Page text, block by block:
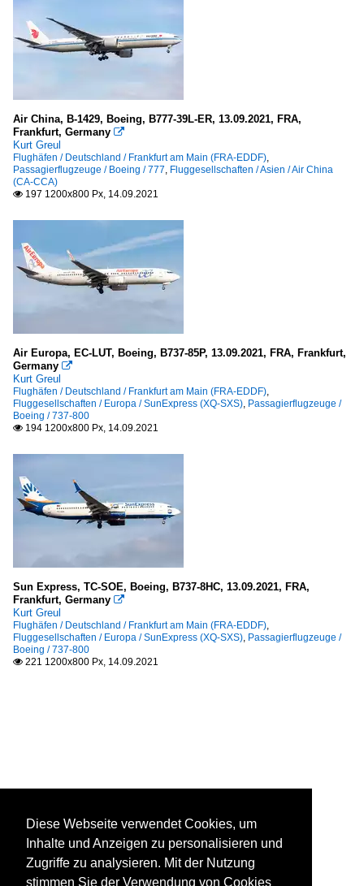
Air China, B-1429, Boeing, B777-39L-ER, 13.09.2021, FRA,
Frankfurt, Germany 
Kurt Greul
Flughäfen / Deutschland / Frankfurt am Main (FRA-EDDF),
Passagierflugzeuge / Boeing / 777, Fluggesellschaften / Asien / Air China
(CA-CCA)
 197 1200x800 Px, 14.09.2021
Air Europa, EC-LUT, Boeing, B737-85P, 13.09.2021, FRA, Frankfurt,
Germany 
Kurt Greul
Flughäfen / Deutschland / Frankfurt am Main (FRA-EDDF),
Fluggesellschaften / Europa / SunExpress (XQ-SXS), Passagierflugzeuge /
Boeing / 737-800
 194 1200x800 Px, 14.09.2021
Sun Express, TC-SOE, Boeing, B737-8HC, 13.09.2021, FRA,
Frankfurt, Germany 
Kurt Greul
Flughäfen / Deutschland / Frankfurt am Main (FRA-EDDF),
Fluggesellschaften / Europa / SunExpress (XQ-SXS), Passagierflugzeuge /
Boeing / 737-800
 221 1200x800 Px, 14.09.2021
Diese Webseite verwendet Cookies, um
Inhalte und Anzeigen zu personalisieren und
Zugriffe zu analysieren. Mit der Nutzung
stimmen Sie der Verwendung von Cookies